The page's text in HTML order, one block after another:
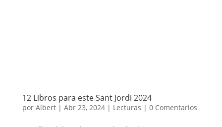
12 Libros para este Sant Jordi 2024
por Albert| Abr 23, 2024| Lecturas | 0 Comentarios